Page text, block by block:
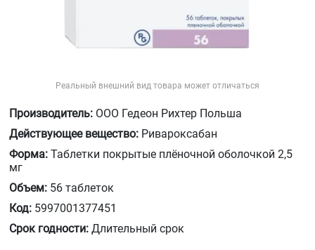
Реальный внешний вид товара может отличаться
Производитель: ООО Гедеон Рихтер Польша
Действующее вещество: Ривароксабан
Форма: Таблетки покрытые плёночной оболочкой 2,5
мг
Объем: 56 таблеток
Код: 5997001377451
Срок годности: Длительный срок